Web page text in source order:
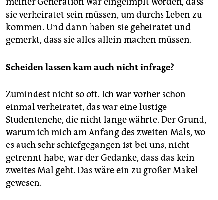
sie verheiratet sein müssen, um durchs Leben zu
kommen. Und dann haben sie geheiratet und
gemerkt, dass sie alles allein machen müssen.
Scheiden lassen kam auch nicht infrage?
Zumindest nicht so oft. Ich war vorher schon
einmal verheiratet, das war eine lustige
Studentenehe, die nicht lange währte. Der Grund,
warum ich mich am Anfang des zweiten Mals, wo
es auch sehr schiefgegangen ist bei uns, nicht
getrennt habe, war der Gedanke, dass das kein
zweites Mal geht. Das wäre ein zu großer Makel
gewesen.